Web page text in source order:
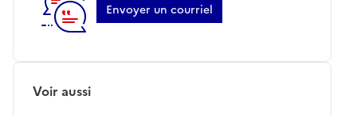
Envoyer un courriel
Voir aussi